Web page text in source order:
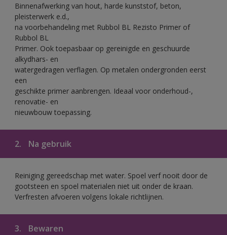
Binnenafwerking van hout, harde kunststof, beton,
pleisterwerk e.d.,
na voorbehandeling met Rubbol BL Rezisto Primer of
Rubbol BL
Primer. Ook toepasbaar op gereinigde en geschuurde
alkydhars- en
watergedragen verflagen. Op metalen ondergronden eerst
een
geschikte primer aanbrengen. Ideaal voor onderhoud-,
renovatie- en
nieuwbouw toepassing.
2. Na gebruik
Reiniging gereedschap met water. Spoel verf nooit door de
gootsteen en spoel materialen niet uit onder de kraan.
Verfresten afvoeren volgens lokale richtlijnen.
3. Bewaren